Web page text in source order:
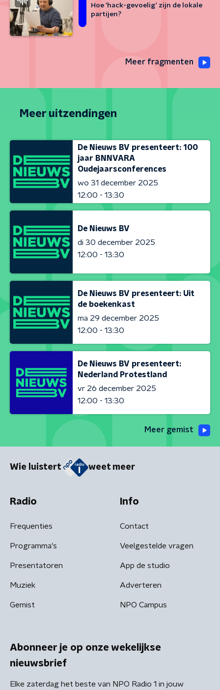
Hoe 'hack-gevoelig' zijn de lokale
partijen?
Meer fragmenten
Meer uitzendingen
De Nieuws BV presenteert: 100
jaar BNNVARA
Oudejaarsconferences
wo 31 december 2025
12:00 - 13:30
De Nieuws BV
di 30 december 2025
12:00 - 13:30
De Nieuws BV presenteert: Uit
de boekenkast
ma 29 december 2025
12:00 - 13:30
De Nieuws BV presenteert:
Nederland Protestland
vr 26 december 2025
12:00 - 13:30
Meer gemist
Wie luistert weet meer
Radio
Frequenties
Programma's
Presentatoren
Muziek
Gemist
Info
Contact
Veelgestelde vragen
App de studio
Adverteren
NPO Campus
Abonneer je op onze wekelijkse
nieuwsbrief
Elke zaterdag het beste van NPO Radio 1 in jouw